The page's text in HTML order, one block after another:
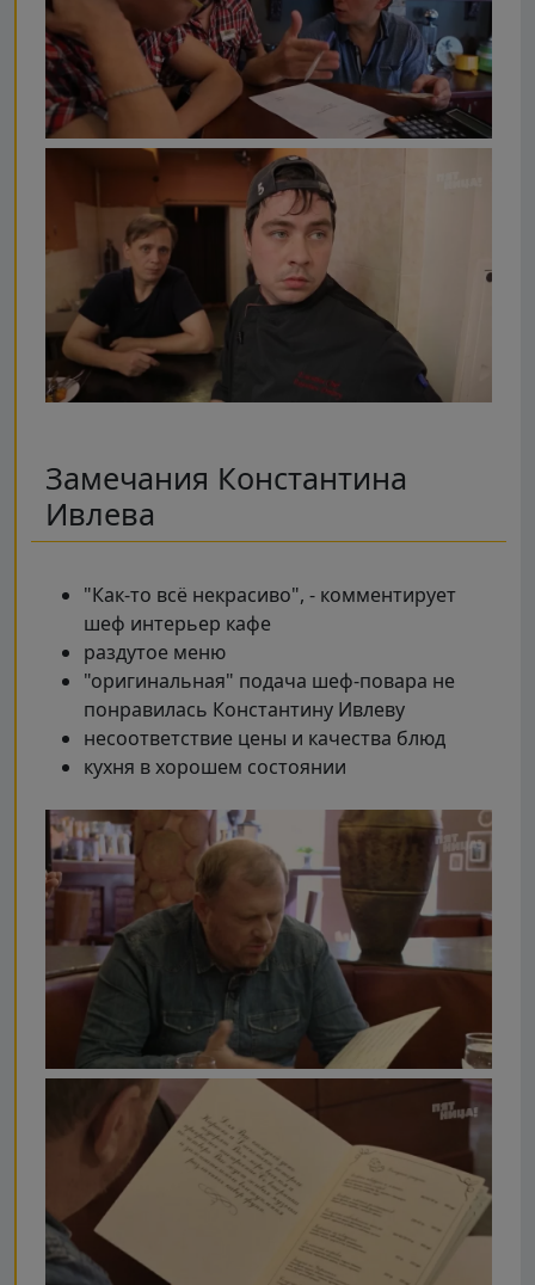
Замечания Константина
Ивлева
"Как-то всё некрасиво", - комментирует
шеф интерьер кафе
раздутое меню
"оригинальная" подача шеф-повара не
понравилась Константину Ивлеву
несоответствие цены и качества блюд
кухня в хорошем состоянии